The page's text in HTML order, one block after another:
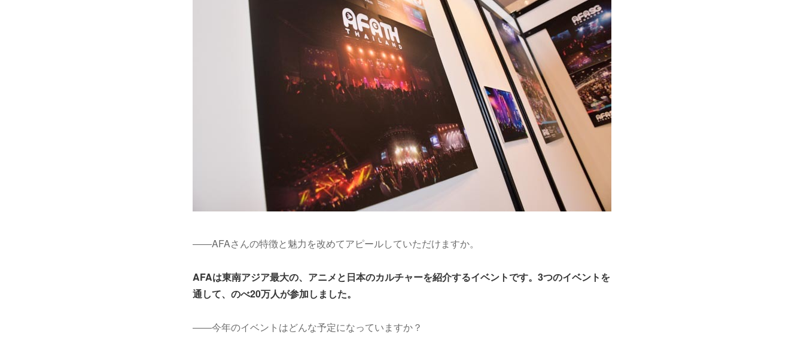
――AFAさんの特徴と魅力を改めてアピールしていただけますか。
AFAは東南アジア最大の、アニメと日本のカルチャーを紹介するイベントです。3つのイベントを
通して、のべ20万人が参加しました。
――今年のイベントはどんな予定になっていますか？